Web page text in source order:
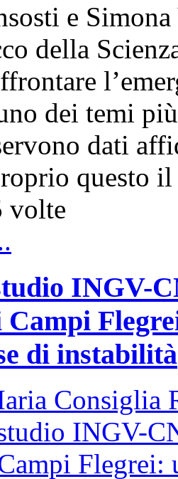
e
della
dei temi
dati
questo
volte
INGV-
di instabilità
Consiglia